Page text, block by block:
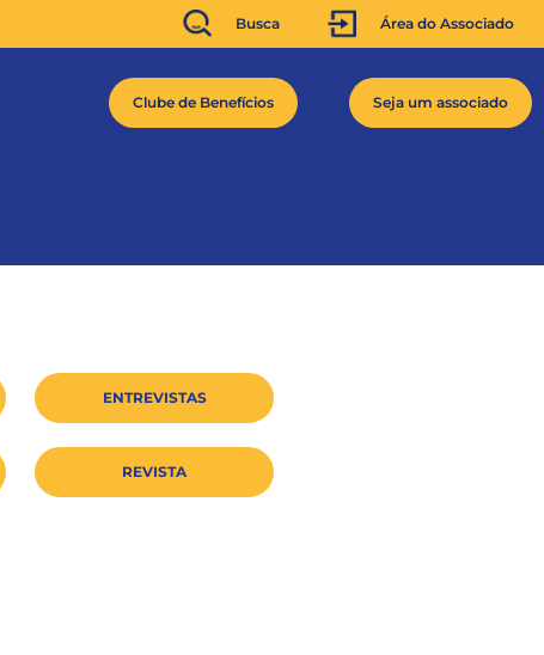
Busca Área do Associado
Clube de Benefícios Seja um associado
ENTREVISTAS
REVISTA